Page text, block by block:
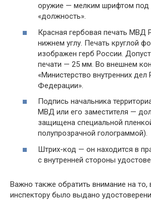
оружие — мелким шрифтом под
«должность».
Красная гербовая печать МВД
нижнем углу. Печать круглой
изображен герб России.
печати — 25 мм. Во внешнем
«Министерство внутренних дел
Федерации».
Подпись начальника
МВД или его заместителя —
защищена специальной
полупрозрачной голограммой).
Штрих-код — он находится в
с внутренней стороны
Важно также обратить внимание на то,
инспектору было выдано